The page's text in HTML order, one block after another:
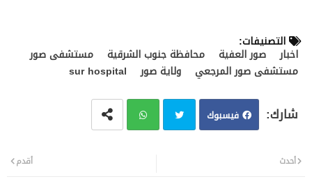
التصنيفات:
اخبار صور العفية محافظة جنوب الشرقية
مستشفى صور
مستشفى صور المرجعي
ولاية صور sur hospital
فيسبوك
أحدث أقدم